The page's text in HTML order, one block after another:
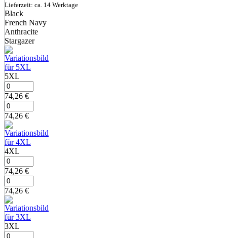
Lieferzeit: ca. 14 Werktage
Black
French Navy
Anthracite
Stargazer
5XL
74,26 €
74,26 €
4XL
74,26 €
74,26 €
3XL